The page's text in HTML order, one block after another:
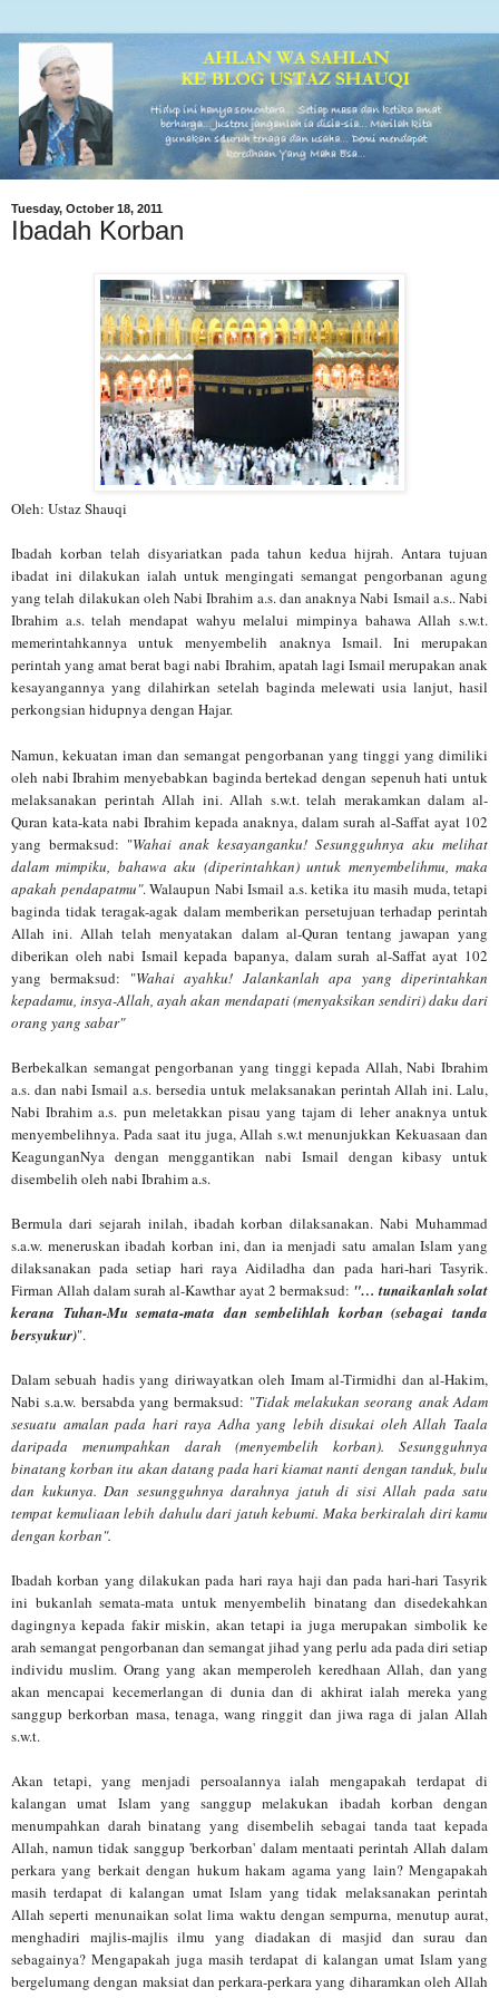
Tuesday, October 18, 2011
Ibadah Korban
Oleh: Ustaz Shauqi
Ibadah korban telah disyariatkan pada tahun kedua hijrah. Antara tujuan
ibadat ini dilakukan ialah untuk mengingati semangat pengorbanan agung
yang telah dilakukan oleh Nabi Ibrahim a.s. dan anaknya Nabi Ismail a.s.. Nabi
Ibrahim a.s. telah mendapat wahyu melalui mimpinya bahawa Allah s.w.t.
memerintahkannya untuk menyembelih anaknya Ismail. Ini merupakan
perintah yang amat berat bagi nabi Ibrahim, apatah lagi Ismail merupakan anak
kesayangannya yang dilahirkan setelah baginda melewati usia lanjut, hasil
perkongsian hidupnya dengan Hajar.
Namun, kekuatan iman dan semangat pengorbanan yang tinggi yang dimiliki
oleh nabi Ibrahim menyebabkan baginda bertekad dengan sepenuh hati untuk
melaksanakan perintah Allah ini. Allah s.w.t. telah merakamkan dalam al-
Quran kata-kata nabi Ibrahim kepada anaknya, dalam surah al-Saffat ayat 102
yang bermaksud: "Wahai anak kesayanganku! Sesungguhnya aku melihat
dalam mimpiku, bahawa aku (diperintahkan) untuk menyembelihmu, maka
apakah pendapatmu". Walaupun Nabi Ismail a.s. ketika itu masih muda, tetapi
baginda tidak teragak-agak dalam memberikan persetujuan terhadap perintah
Allah ini. Allah telah menyatakan dalam al-Quran tentang jawapan yang
diberikan oleh nabi Ismail kepada bapanya, dalam surah al-Saffat ayat 102
yang bermaksud: "Wahai ayahku! Jalankanlah apa yang diperintahkan
kepadamu, insya-Allah, ayah akan mendapati (menyaksikan sendiri) daku dari
orang yang sabar"
Berbekalkan semangat pengorbanan yang tinggi kepada Allah, Nabi Ibrahim
a.s. dan nabi Ismail a.s. bersedia untuk melaksanakan perintah Allah ini. Lalu,
Nabi Ibrahim a.s. pun meletakkan pisau yang tajam di leher anaknya untuk
menyembelihnya. Pada saat itu juga, Allah s.w.t menunjukkan Kekuasaan dan
KeagunganNya dengan menggantikan nabi Ismail dengan kibasy untuk
disembelih oleh nabi Ibrahim a.s.
Bermula dari sejarah inilah, ibadah korban dilaksanakan. Nabi Muhammad
s.a.w. meneruskan ibadah korban ini, dan ia menjadi satu amalan Islam yang
dilaksanakan pada setiap hari raya Aidiladha dan pada hari-hari Tasyrik.
Firman Allah dalam surah al-Kawthar ayat 2 bermaksud: "… tunaikanlah solat
kerana Tuhan-Mu semata-mata dan sembelihlah korban (sebagai tanda
bersyukur)".
Dalam sebuah hadis yang diriwayatkan oleh Imam al-Tirmidhi dan al-Hakim,
Nabi s.a.w. bersabda yang bermaksud: "Tidak melakukan seorang anak Adam
sesuatu amalan pada hari raya Adha yang lebih disukai oleh Allah Taala
daripada menumpahkan darah (menyembelih korban). Sesungguhnya
binatang korban itu akan datang pada hari kiamat nanti dengan tanduk, bulu
dan kukunya. Dan sesungguhnya darahnya jatuh di sisi Allah pada satu
tempat kemuliaan lebih dahulu dari jatuh kebumi. Maka berkiralah diri kamu
dengan korban".
Ibadah korban yang dilakukan pada hari raya haji dan pada hari-hari Tasyrik
ini bukanlah semata-mata untuk menyembelih binatang dan disedekahkan
dagingnya kepada fakir miskin, akan tetapi ia juga merupakan simbolik ke
arah semangat pengorbanan dan semangat jihad yang perlu ada pada diri setiap
individu muslim. Orang yang akan memperoleh keredhaan Allah, dan yang
akan mencapai kecemerlangan di dunia dan di akhirat ialah mereka yang
sanggup berkorban masa, tenaga, wang ringgit dan jiwa raga di jalan Allah
s.w.t.
Akan tetapi, yang menjadi persoalannya ialah mengapakah terdapat di
kalangan umat Islam yang sanggup melakukan ibadah korban dengan
menumpahkan darah binatang yang disembelih sebagai tanda taat kepada
Allah, namun tidak sanggup 'berkorban' dalam mentaati perintah Allah dalam
perkara yang berkait dengan hukum hakam agama yang lain? Mengapakah
masih terdapat di kalangan umat Islam yang tidak melaksanakan perintah
Allah seperti menunaikan solat lima waktu dengan sempurna, menutup aurat,
menghadiri majlis-majlis ilmu yang diadakan di masjid dan surau dan
sebagainya? Mengapakah juga masih terdapat di kalangan umat Islam yang
bergelumang dengan maksiat dan perkara-perkara yang diharamkan oleh Allah